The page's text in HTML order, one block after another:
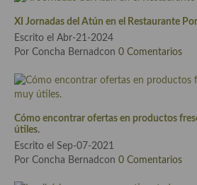
Mojos y pastas
Salsas y mojos
Adobos
Aperitivos
XI Jornadas del Atún en el Restaurante
Escrito el Abr-21-2024
Por Concha Bernadcon 0 Comentarios
Cómo encontrar ofertas en productos
útiles.
Escrito el Sep-07-2021
Por Concha Bernadcon 0 Comentarios